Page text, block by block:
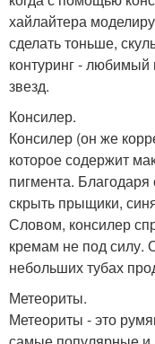
хайлайтера
сделать тоньше,
контуринг -
звезд.
Консилер.
Консилер (он же
которое содержит
пигмента.
скрыть прыщики,
Словом, консилер
кремам не под силу.
небольших тубах
Метеориты.
Метеориты - это